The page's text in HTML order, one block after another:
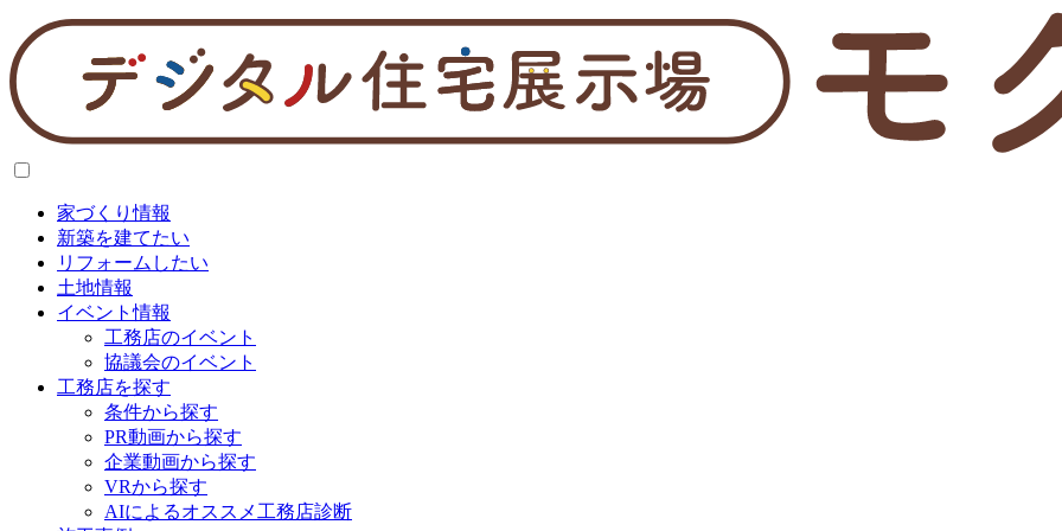
家づくり情報
新築を建てたい
リフォームしたい
土地情報
イベント情報
工務店のイベント
協議会のイベント
工務店を探す
条件から探す
PR動画から探す
企業動画から探す
VRから探す
AIによるオススメ工務店診断